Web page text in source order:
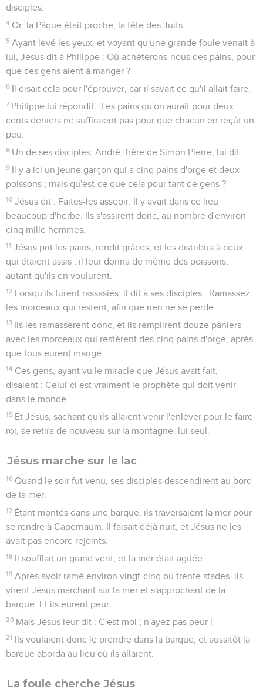
disciples.
4 Or, la Pâque était proche, la fête des Juifs.
5 Ayant levé les yeux, et voyant qu'une grande foule venait à
lui, Jésus dit à Philippe : Où achèterons-nous des pains, pour
que ces gens aient à manger ?
6 Il disait cela pour l'éprouver, car il savait ce qu'il allait faire.
7 Philippe lui répondit : Les pains qu'on aurait pour deux
cents deniers ne suffiraient pas pour que chacun en reçût un
peu.
8 Un de ses disciples, André, frère de Simon Pierre, lui dit :
9 Il y a ici un jeune garçon qui a cinq pains d'orge et deux
poissons ; mais qu'est-ce que cela pour tant de gens ?
10 Jésus dit : Faites-les asseoir. Il y avait dans ce lieu
beaucoup d'herbe. Ils s'assirent donc, au nombre d'environ
cinq mille hommes.
11 Jésus prit les pains, rendit grâces, et les distribua à ceux
qui étaient assis ; il leur donna de même des poissons,
autant qu'ils en voulurent.
12 Lorsqu'ils furent rassasiés, il dit à ses disciples : Ramassez
les morceaux qui restent, afin que rien ne se perde.
13 Ils les ramassèrent donc, et ils remplirent douze paniers
avec les morceaux qui restèrent des cinq pains d'orge, après
que tous eurent mangé.
14 Ces gens, ayant vu le miracle que Jésus avait fait,
disaient : Celui-ci est vraiment le prophète qui doit venir
dans le monde.
15 Et Jésus, sachant qu'ils allaient venir l'enlever pour le faire
roi, se retira de nouveau sur la montagne, lui seul.
Jésus marche sur le lac
16 Quand le soir fut venu, ses disciples descendirent au bord
de la mer.
17 Étant montés dans une barque, ils traversaient la mer pour
se rendre à Capernaüm. Il faisait déjà nuit, et Jésus ne les
avait pas encore rejoints.
18 Il soufflait un grand vent, et la mer était agitée.
19 Après avoir ramé environ vingt-cinq ou trente stades, ils
virent Jésus marchant sur la mer et s'approchant de la
barque. Et ils eurent peur.
20 Mais Jésus leur dit : C'est moi ; n'ayez pas peur !
21 Ils voulaient donc le prendre dans la barque, et aussitôt la
barque aborda au lieu où ils allaient.
La foule cherche Jésus